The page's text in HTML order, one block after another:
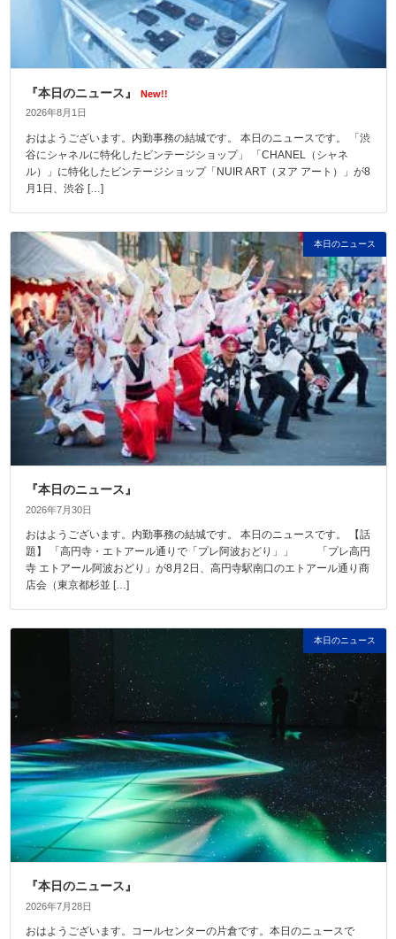
『本日のニュース』
New!!
2026年8月1日
おはようございます。内勤事務の結城です。 本日のニュースです。 「渋
谷にシャネルに特化したビンテージショップ」 「CHANEL（シャネ
ル）」に特化したビンテージショップ「NUIR ART（ヌア アート）」が8
月1日、渋谷 […]
本日のニュース
『本日のニュース』
2026年7月30日
おはようございます。内勤事務の結城です。 本日のニュースです。 【話
題】 「高円寺・エトアール通りで「プレ阿波おどり」」 「プレ高円
寺 エトアール阿波おどり」が8月2日、高円寺駅南口のエトアール通り商
店会（東京都杉並 […]
本日のニュース
『本日のニュース』
2026年7月28日
おはようございます。コールセンターの片倉です。本日のニュースで